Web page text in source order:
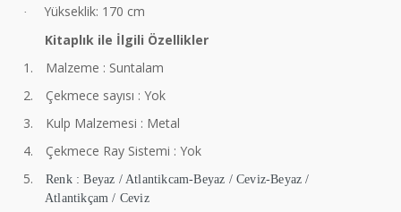
·
Yükseklik: 170 cm
Kitaplık ile İlgili Özellikler
1.
Malzeme : Suntalam
2.
Çekmece sayısı : Yok
3.
Kulp Malzemesi : Metal
4.
Çekmece Ray Sistemi : Yok
5.
Renk : Beyaz / Atlantikcam-Beyaz / Ceviz-Beyaz /
Atlantikçam / Ceviz